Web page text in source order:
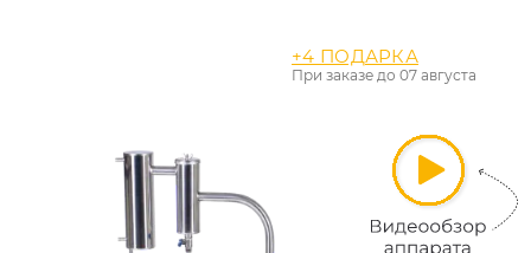
+4 ПОДАРКА
При заказе до07 августа